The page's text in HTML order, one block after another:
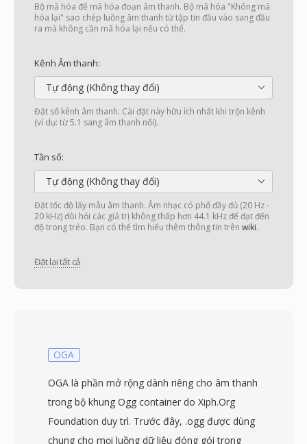
Bộ mã hóa để mã hóa đoạn âm thanh. Bộ mã hóa "Không mã
hóa lại" sao chép luồng âm thanh từ tập tin đầu vào sang đầu
ra mà không cần mã hóa lại nếu có thể.
Kênh Âm thanh:
Tự động (Không thay đổi)
Đặt số kênh âm thanh. Cài đặt này hữu ích nhất khi trộn kênh
(ví dụ: từ 5.1 sang âm thanh nổi).
Tần số:
Tự động (Không thay đổi)
Đặt tốc độ lấy mẫu âm thanh. Âm nhạc có phổ đầy đủ (20 Hz -
20 kHz) đòi hỏi các giá trị không thấp hơn 44.1 kHz để đạt đến
độ trong trẻo. Bạn có thể tìm hiểu thêm thông tin trên wiki.
Đặt lại tất cả
OGA
OGA là phần mở rộng dành riêng cho âm thanh
trong bộ khung Ogg container do Xiph.Org
Foundation duy trì. Trước đây, .ogg được dùng
chung cho mọi luồng dữ liệu đóng gói trong